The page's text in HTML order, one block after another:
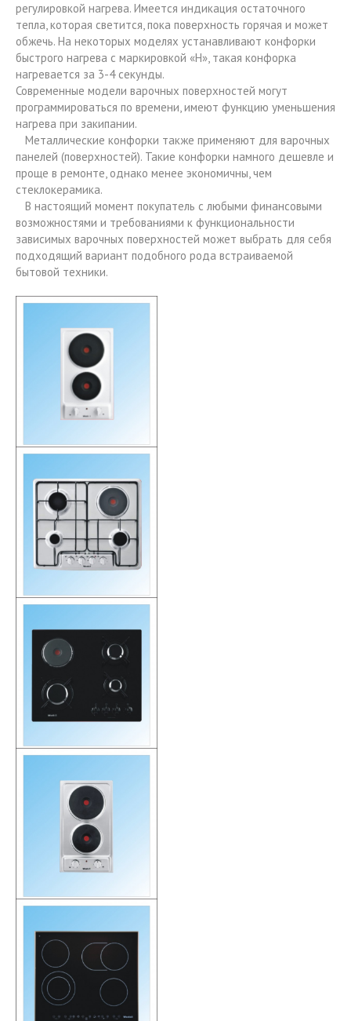
регулировкой нагрева. Имеется индикация остаточного
тепла, которая светится, пока поверхность горячая и может
обжечь. На некоторых моделях устанавливают конфорки
быстрого нагрева с маркировкой «Н», такая конфорка
нагревается за 3-4 секунды.
Современные модели варочных поверхностей могут
программироваться по времени, имеют функцию уменьшения
нагрева при закипании.
Металлические конфорки также применяют для варочных
панелей (поверхностей). Такие конфорки намного дешевле и
проще в ремонте, однако менее экономичны, чем
стеклокерамика.
В настоящий момент покупатель с любыми финансовыми
возможностями и требованиями к функциональности
зависимых варочных поверхностей может выбрать для себя
подходящий вариант подобного рода встраиваемой
бытовой техники.